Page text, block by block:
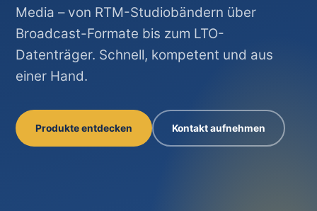
Media – von RTM-Studiobändern über
Broadcast-Formate bis zum LTO-
Datenträger. Schnell, kompetent und aus
einer Hand.
Produkte entdecken Kontakt aufnehmen